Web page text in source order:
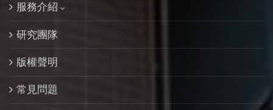
服務介紹
研究團隊
版權聲明
常見問題